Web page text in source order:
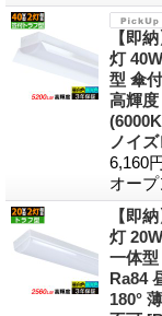
【即
灯
型 傘
高輝
ノイ
6,160
オー
【即
灯
一体
Ra84
180°